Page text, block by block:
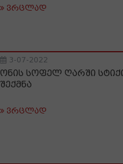
ვრცლად
3-07-2022
ონის სოფელ ღარში
შექმნა
ვრცლად